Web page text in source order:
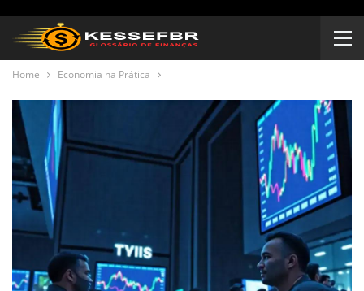
Home Economia na Prática